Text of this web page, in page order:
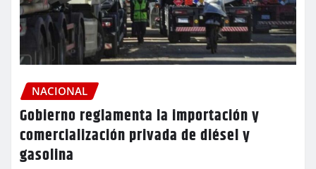
NACIONAL
Gobierno reglamenta la importación y
comercialización privada de diésel y
gasolina